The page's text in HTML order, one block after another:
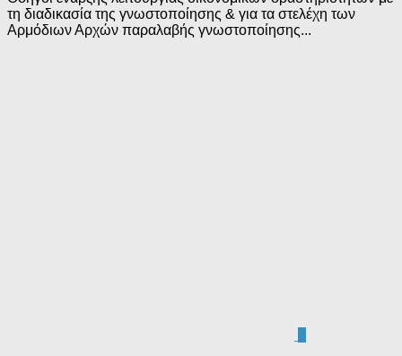
τη διαδικασία της γνωστοποίησης & για τα στελέχη των
Αρμόδιων Αρχών παραλαβής γνωστοποίησης...